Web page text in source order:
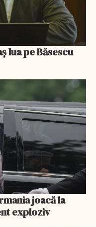
lua pe Băsescu
joacă la
exploziv